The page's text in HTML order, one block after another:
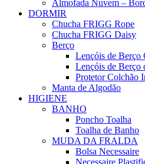
Almofada Nuvem –
DORMIR
Chucha FRIGG Rope
Chucha FRIGG Daisy
Berço
Lençóis de Berço
Lençóis de Berço
Protetor Colchão
Manta de Algodão
HIGIENE
BANHO
Poncho Toalha
Toalha de Banho
MUDA DA FRALDA
Bolsa Necessaire
Necessaire